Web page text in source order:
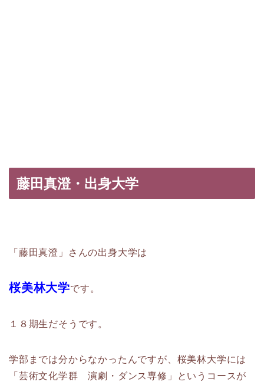
藤田真澄・出身大学
「藤田真澄」さんの出身大学は
桜美林大学です。
１８期生だそうです。
学部までは分からなかったんですが、桜美林大学には
「芸術文化学群 演劇・ダンス専修」というコースが